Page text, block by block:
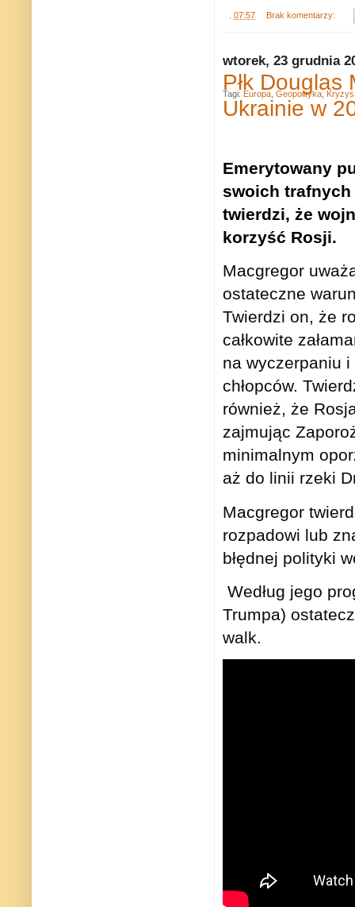
07:57 Brak komentarzy:
wtorek, 23 grudnia
Płk
Ukrainie w
Emerytowany
swoich
twierdzi, że
korzyść Rosji.
Macgregor
ostateczne
Twierdzi on, że
całkowite
na wyczerpaniu i
chłopców.
również, że
zajmując
minimalnym
aż do linii rzeki
Macgregor
rozpadowi lub
błędnej polityki
Według jego
Trumpa)
walk.
Tagi: Europa Geopolityka